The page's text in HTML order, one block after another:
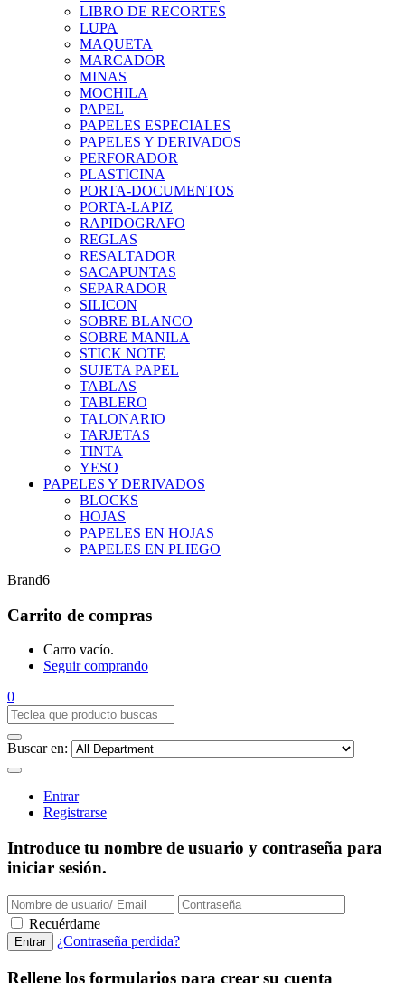
LIBRO DE RECORTES
LUPA
MAQUETA
MARCADOR
MINAS
MOCHILA
PAPEL
PAPELES ESPECIALES
PAPELES Y DERIVADOS
PERFORADOR
PLASTICINA
PORTA-DOCUMENTOS
PORTA-LAPIZ
RAPIDOGRAFO
REGLAS
RESALTADOR
SACAPUNTAS
SEPARADOR
SILICON
SOBRE BLANCO
SOBRE MANILA
STICK NOTE
SUJETA PAPEL
TABLAS
TABLERO
TALONARIO
TARJETAS
TINTA
YESO
PAPELES Y DERIVADOS
BLOCKS
HOJAS
PAPELES EN HOJAS
PAPELES EN PLIEGO
Brand6
Carrito de compras
Carro vacío.
Seguir comprando
0
Buscar en:
Entrar
Registrarse
Introduce tu nombre de usuario y contraseña para
iniciar sesión.
Recuérdame
¿Contraseña perdida?
Rellene los formularios para crear su cuenta